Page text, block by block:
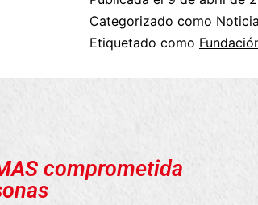
Categorizado como
Etiquetado como
comprometida